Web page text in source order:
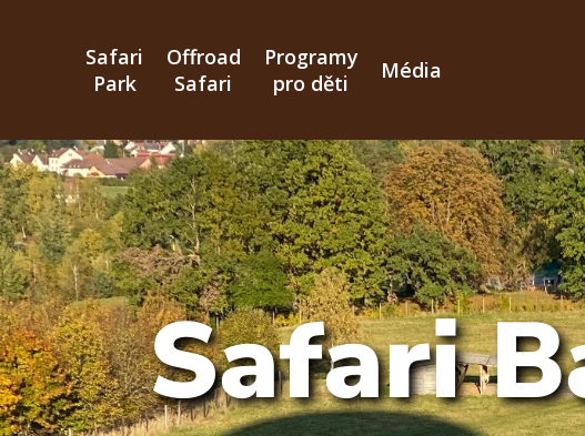
Safari
Park
Offroad
Safari
Programy
pro děti
Média
Safari